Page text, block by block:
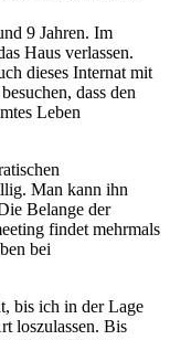
9 Jahren. Im
Haus verlassen.
dieses Internat mit
dass den
Leben
Man kann ihn
Belange der
findet mehrmals
bei
bis ich in der Lage
loszulassen. Bis